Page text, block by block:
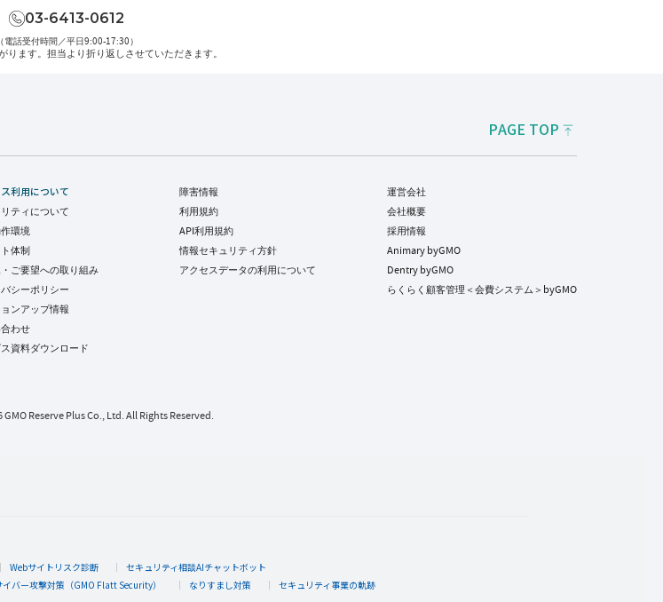
03-6413-0612
（電話受付時間／平日9:00-17:30）
ります。 担当より折り返しさせていただきます。
PAGE TOP
利用について
ティについて
環境
体制
ご要望への取り組み
シーポリシー
ンアップ情報
わせ
資料ダウンロード
障害情報
利用規約
API利用規約
情報セキュリティ方針
アクセスデータの利用について
運営会社
会社概要
採用情報
Animary byGMO
Dentry byGMO
らくらく顧客管理＜会費システム＞byGMO
Reserve Plus Co., Ltd. All Rights Reserved.
Webサイトリスク診断
セキュリティ相談AIチャットボット
イバー攻撃対策（GMO Flatt Security） なりすまし対策 セキュリティ事業の軌跡